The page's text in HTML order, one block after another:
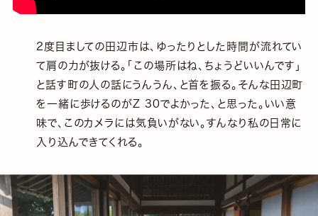
2度目ましての田辺市は、ゆったりとした時間が流れてい
て肩の力が抜ける。「この場所はね、ちょうどいいんです」
と話す町の人の話にうんうん、と首を振る。そんな田辺町
を一緒に歩けるのがZ 30でよかった、と思った。いい意
味で、このカメラには気負いがない。すんなり私の日常に
入り込んできてくれる。